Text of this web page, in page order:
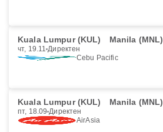
Kuala Lumpur (KUL) Manila (MNL)
чт, 19.11 Директен
Cebu Pacific
Kuala Lumpur (KUL) Manila (MNL)
пт, 18.09 Директен
AirAsia